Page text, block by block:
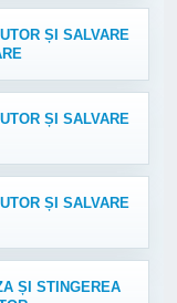
ȘI SALVARE
ȘI SALVARE
ȘI SALVARE
ȘI STINGEREA